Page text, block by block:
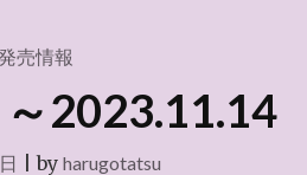
売情報
2023.11.14
|by harugotatsu